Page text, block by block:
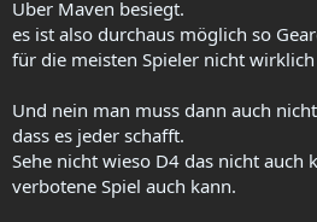
Uber Maven besiegt.
es ist also durchaus möglich so
für die meisten Spieler nicht
Und nein man muss dann auch
dass es jeder schafft.
Sehe nicht wieso D4 das nicht auch
verbotene Spiel auch kann.